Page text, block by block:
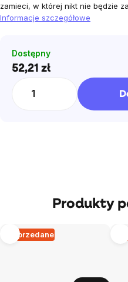
zamieci, w której nikt nie będzie
Informacje szczegółowe
Dostępny
52,21 złCena
jednostkowa:
Produkty
Wyprzedane